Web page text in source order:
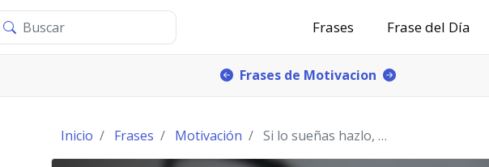
Frases Frase del Día
Frases de Motivacion
Inicio Frases Motivación Si lo sueñas hazlo, si lo piensas puedes, si lo